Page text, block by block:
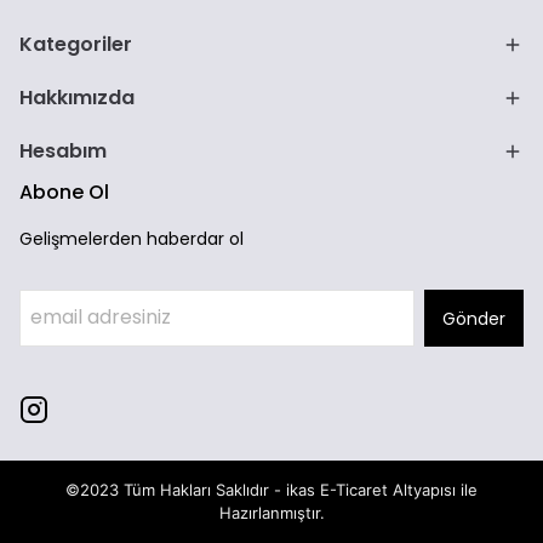
Kategoriler
Hakkımızda
Hesabım
Abone Ol
Gelişmelerden haberdar ol
Gönder
©2023 Tüm Hakları Saklıdır - ikas E-Ticaret Altyapısı ile
Hazırlanmıştır.